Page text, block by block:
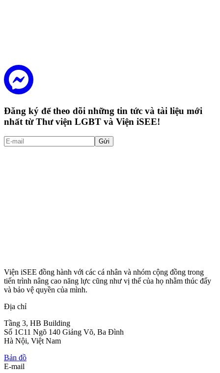
Đăng ký để theo dõi những tin tức và tài liệu mới
nhất từ Thư viện LGBT và Viện iSEE!
Gửi
Viện iSEE đồng hành với các cá nhân và nhóm cộng đồng trong
tiến trình nâng cao năng lực cũng như vị thế của họ nhằm thúc đẩy
và bảo vệ quyền của mình.
Địa chỉ
Tầng 3, HB Building
Số 1C11 Ngõ 140 Giảng Võ, Ba Đình
Hà Nội, Việt Nam
Bản đồ
E-mail